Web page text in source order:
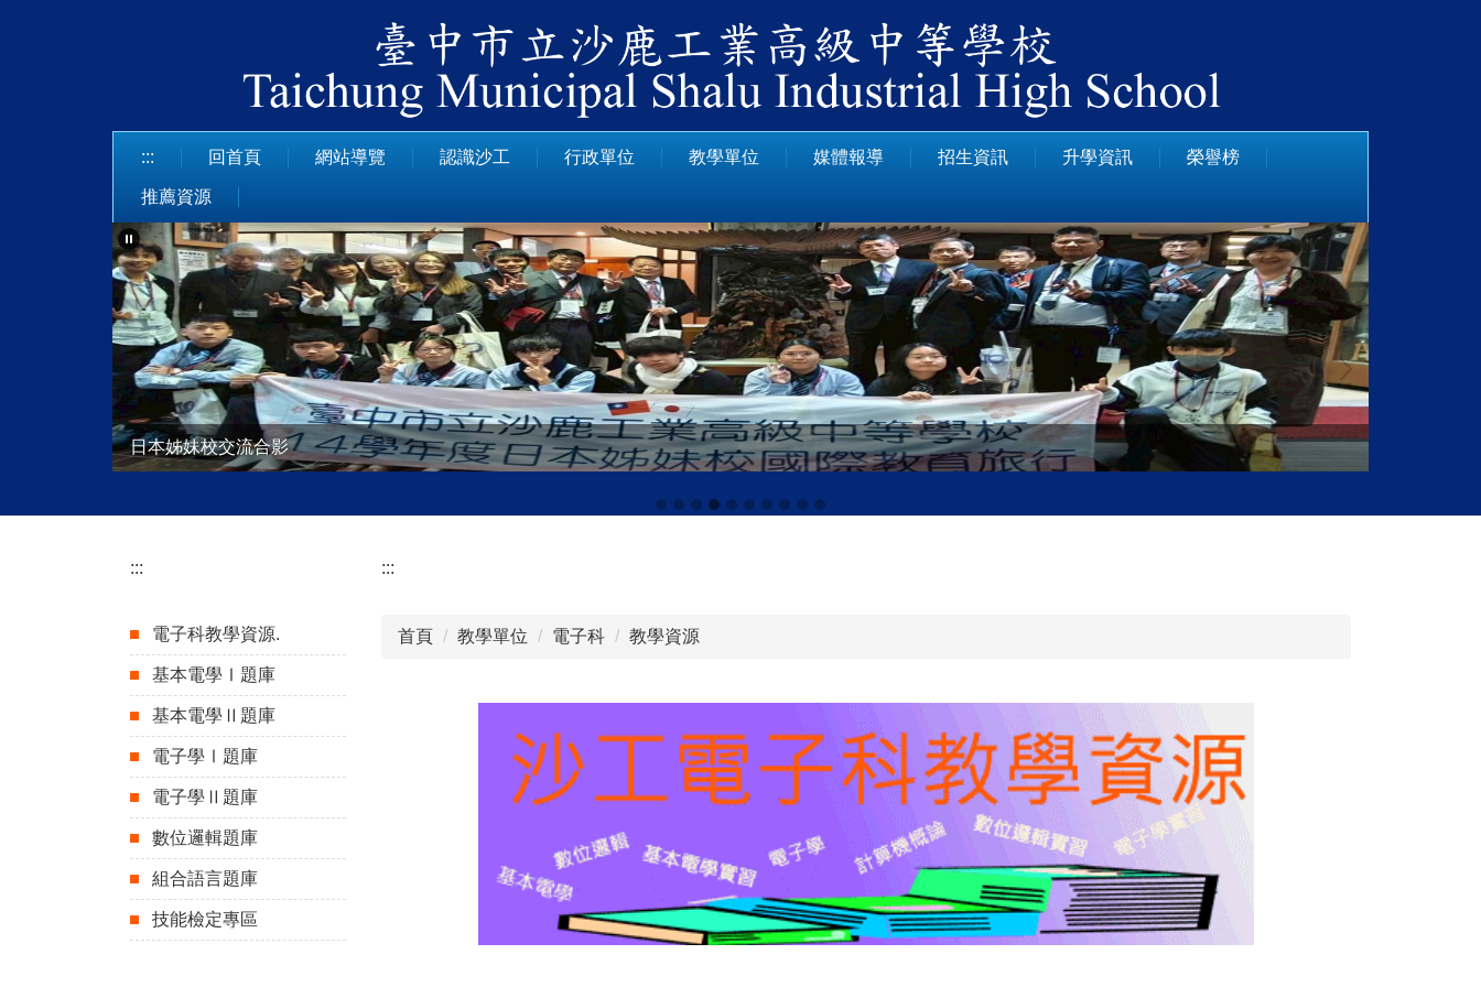
::: 回首頁 網站導覽 認識沙工 行政單位 教學單位 媒體報導 招生資訊 升學資訊 榮譽榜
推薦資源
日本姊妹校交流合影
:::
電子科教學資源.
基本電學Ⅰ題庫
基本電學Ⅱ題庫
電子學Ⅰ題庫
電子學Ⅱ題庫
數位邏輯題庫
組合語言題庫
技能檢定專區
:::
首頁 教學單位 電子科 教學資源